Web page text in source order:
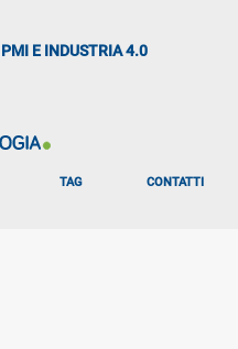
PMI E INDUSTRIA 4.0
TAG CONTATTI